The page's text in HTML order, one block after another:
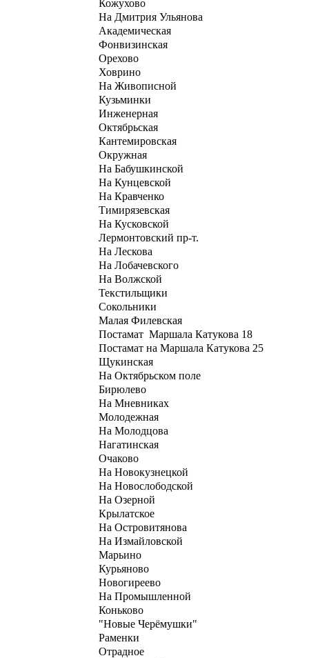
Кожухово
На Дмитрия Ульянова
Академическая
Фонвизинская
Орехово
Ховрино
На Живописной
Кузьминки
Инженерная
Октябрьская
Кантемировская
Окружная
На Бабушкинской
На Кунцевской
На Кравченко
Тимирязевская
На Кусковской
Лермонтовский пр-т.
На Лескова
На Лобачевского
На Волжской
Текстильщики
Сокольники
Малая Филевская
Постамат Маршала Катукова 18
Постамат на Маршала Катукова 25
Щукинская
На Октябрьском поле
Бирюлево
На Мневниках
Молодежная
На Молодцова
Нагатинская
Очаково
На Новокузнецкой
На Новослободской
На Озерной
Крылатское
На Островитянова
На Измайловской
Марьино
Курьяново
Новогиреево
На Промышленной
Коньково
"Новые Черёмушки"
Раменки
Отрадное